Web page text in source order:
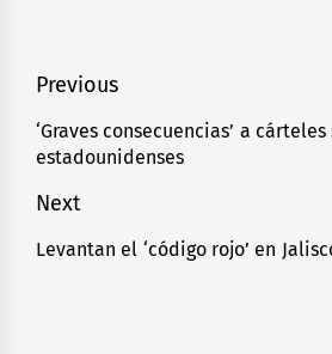
Navegación
de
entradas
Previous
Previous
post:
‘Graves consecuencias’ a
estadounidenses
Next
Next
Levantan el ‘código rojo’ en